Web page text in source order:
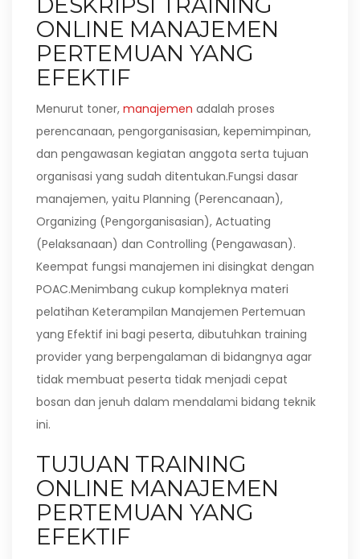
ONLINE MANAJEMEN
PERTEMUAN YANG
EFEKTIF
Menurut toner, manajemen adalah proses
perencanaan, pengorganisasian, kepemimpinan,
dan pengawasan kegiatan anggota serta tujuan
organisasi yang sudah ditentukan.Fungsi dasar
manajemen, yaitu Planning (Perencanaan),
Organizing (Pengorganisasian), Actuating
(Pelaksanaan) dan Controlling (Pengawasan).
Keempat fungsi manajemen ini disingkat dengan
POAC.Menimbang cukup kompleknya materi
pelatihan Keterampilan Manajemen Pertemuan
yang Efektif ini bagi peserta, dibutuhkan training
provider yang berpengalaman di bidangnya agar
tidak membuat peserta tidak menjadi cepat
bosan dan jenuh dalam mendalami bidang teknik
ini.
TUJUAN TRAINING
ONLINE MANAJEMEN
PERTEMUAN YANG
EFEKTIF